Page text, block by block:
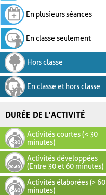
En plusieurs séances
En classe seulement
Hors classe
En classe et hors classe
DURÉE DE L'ACTIVITÉ
Activités courtes (< 30
minutes)
Activités développées
(Entre 30 et 60 minutes)
Activités élaborées (> 60
minutes)